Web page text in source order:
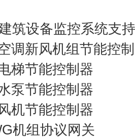
筑设备监控系统支
调新风机组节能控
梯节能控制器
泵节能控制器
机节能控制器
机组协议网关